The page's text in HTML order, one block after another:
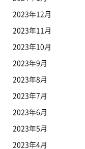
2023年12月
2023年11月
2023年10月
2023年9月
2023年8月
2023年7月
2023年6月
2023年5月
2023年4月